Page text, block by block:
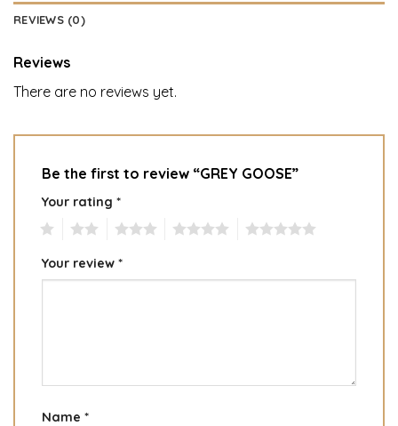
REVIEWS (0)
Reviews
There are no reviews yet.
Be the first to review “GREY GOOSE”
Your rating *
Your review *
Name *